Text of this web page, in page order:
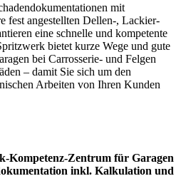
mit
fest angestellten Dellen-, Lackier-
eine schnelle und kompetente
bietet kurze Wege und gute
bei Carrosserie- und Felgen
– damit Sie sich um den
Arbeiten von Ihren Kunden
Kompetenz-Zentrum für Garagen
inkl. Kalkulation und